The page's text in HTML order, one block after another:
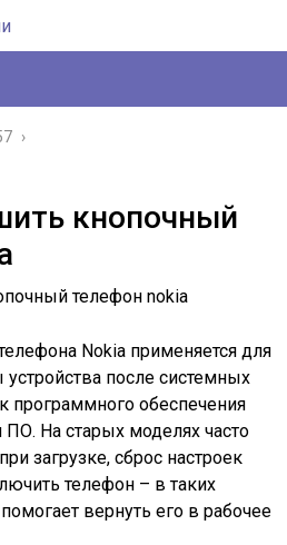
›
кнопочный
Nokia применяется для
после системных
программного обеспечения
На старых моделях часто
загрузке, сброс настроек
телефон – в таких
вернуть его в рабочее